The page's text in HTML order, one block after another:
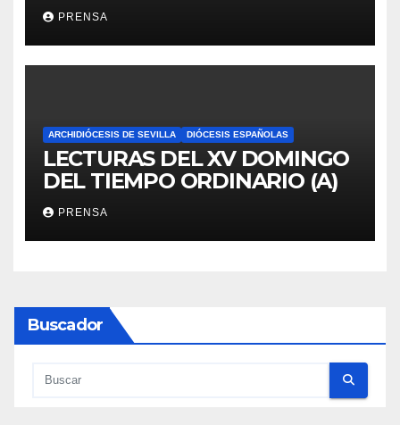
PRENSA
ARCHIDIÓCESIS DE SEVILLA DIÓCESIS ESPAÑOLAS
LECTURAS DEL XV DOMINGO
DEL TIEMPO ORDINARIO (A)
PRENSA
Buscador